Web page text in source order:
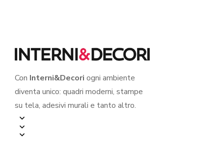
Con Interni&Decori ogni ambiente
diventa unico: quadri moderni, stampe
su tela, adesivi murali e tanto altro.